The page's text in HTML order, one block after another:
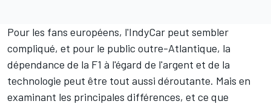
Pour les fans européens, l'IndyCar peut sembler
compliqué, et pour le public outre-Atlantique, la
dépendance de la F1 à l'égard de l'argent et de la
technologie peut être tout aussi déroutante. Mais en
examinant les principales différences, et ce que